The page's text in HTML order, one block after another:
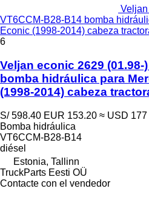
VT6CCM-B28-B14 bomba
Econic (1998-2014) cabeza
6
Veljan econic 2629 (01.98-
bomba hidráulica para
(1998-2014) cabeza
S/ 598.40 EUR 153.20 ≈ USD 177
Bomba hidráulica
VT6CCM-B28-B14
diésel
Estonia, Tallinn
TruckParts Eesti OÜ
Contacte con el vendedor